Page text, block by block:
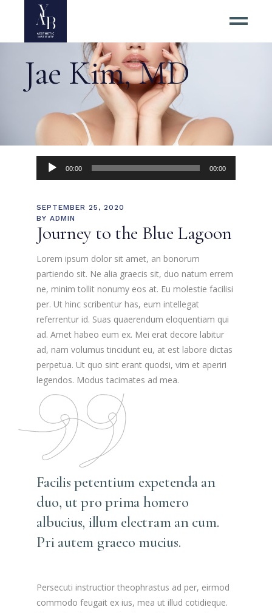
Jae Kim, MD
Audio
Player
00:00 00:00
SEPTEMBER 25, 2020
BY ADMIN
Journey to the Blue Lagoon
Lorem ipsum dolor sit amet, an bonorum
partiendo sit. Ne alia graecis sit, duo natum errem
ne, minim tollit nonumy eos at. Eu molestie facilisi
per. Ut hinc scribentur has, eum intellegat
referrentur id. Suas quaerendum eloquentiam qui
ad. Amet habeo eum ex. Mei erat decore labitur
ad, nam volumus tincidunt eu, at est labore dictas
perpetua. Ut quo sint erant quodsi, vim et aperiri
legendos. Modus tacimates ad mea.
Facilis petentium expetenda an
duo, ut pro prima homero
albucius, illum electram an cum.
Pri autem graeco mucius.
Persecuti instructior theophrastus ad per, eirmod
commodo feugait ex ius, mea ut illud cotidieque.